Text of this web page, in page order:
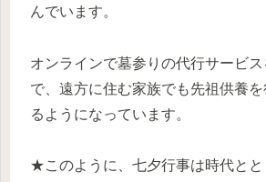
んでいます。
オンラインで墓参りの代行サービ
で、遠方に住む家族でも先祖供養
るようになっています。
★このように、七夕行事は時代とと